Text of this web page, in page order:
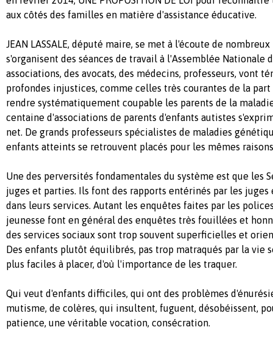
aux côtés des familles en matière d'assistance éducative.
JEAN LASSALE, député maire, se met à l'écoute de
s'organisent des séances de travail à l'Assemblée Nationale
associations, des avocats, des médecins, professeurs, vont
profondes injustices, comme celles très courantes de la part
rendre systématiquement coupable les parents de la
centaine d'associations de parents d'enfants autistes
net. De grands professeurs spécialistes de maladies
enfants atteints se retrouvent placés pour les mêmes
Une des perversités fondamentales du système est que les
juges et parties. Ils font des rapports entérinés par les
dans leurs services. Autant les enquêtes faites par les
jeunesse font en général des enquêtes très fouillées et
des services sociaux sont trop souvent superficielles et
Des enfants plutôt équilibrés, pas trop matraqués par la vie
plus faciles à placer, d'où l'importance de les traquer.
Qui veut d'enfants difficiles, qui ont des problèmes
mutisme, de colères, qui insultent, fuguent, désobéissent,
patience, une véritable vocation, consécration.